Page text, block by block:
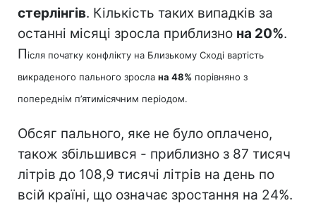
стерлінгів. Кількість таких випадків за
останні місяці зросла приблизно на 20%.
Після початку конфлікту на Близькому Сході вартість
викраденого пального зросла на 48% порівняно з
попереднім п’ятимісячним періодом.
Обсяг пального, яке не було оплачено,
також збільшився - приблизно з 87 тисяч
літрів до 108,9 тисячі літрів на день по
всій країні, що означає зростання на 24%.